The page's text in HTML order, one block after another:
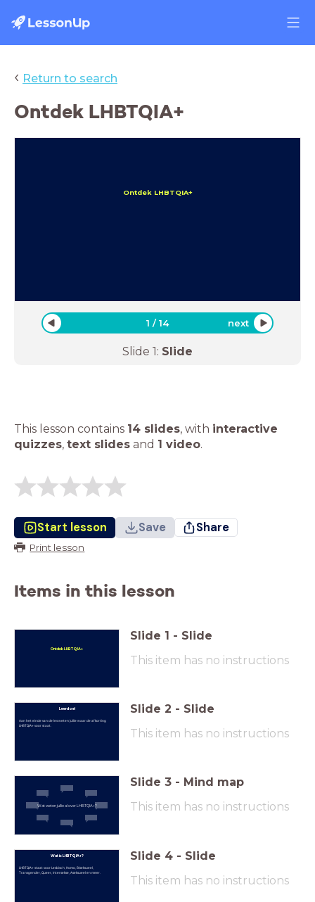
‹ Return to search
Ontdek LHBTQIA+
Ontdek LHBTQIA+
1 /14 next
Slide 1: Slide
This lesson contains 14 slides, with interactive
quizzes, text slides and 1 video.
Start lesson Save Share
Print lesson
Items in this lesson
Ontdek LHBTQIA+
Slide 1 - Slide
This item has no instructions
Leerdoel
Aan het einde van de les weten jullie waar de afkorting
LHBTQIA+ voor staat.
Slide 2 - Slide
This item has no instructions
Wat weten jullie al over LHBTQIA+?
Slide 3 - Mind map
This item has no instructions
Wat is LHBTQIA+?
LHBTQIA+ staat voor Lesbisch, Homo, Biseksueel,
Transgender, Queer, Intersekse, Aseksueel en meer.
Slide 4 - Slide
This item has no instructions